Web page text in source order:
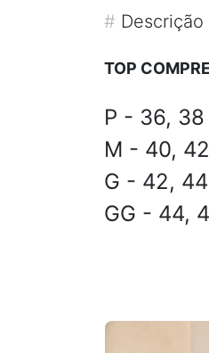
#
TOP
P - 36, 38
M - 40, 42
G - 42, 44
GG - 44,